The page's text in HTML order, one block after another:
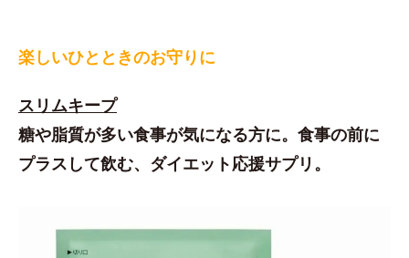
楽しいひとときのお守りに
スリムキープ
糖や脂質が多い食事が気になる方に。食事の前に
プラスして飲む、ダイエット応援サプリ。